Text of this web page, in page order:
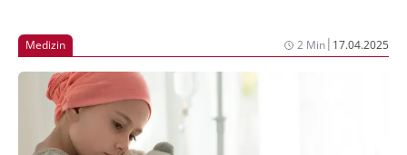
Medizin 2 Min| 17.04.2025